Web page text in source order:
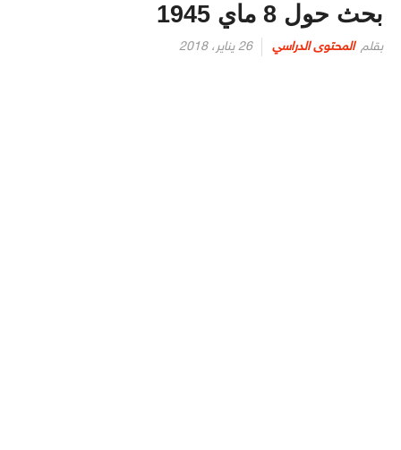
بحث حول 8 ماي 1945
بقلم المحتوى الدراسي
نُشر
26 يناير، 2018